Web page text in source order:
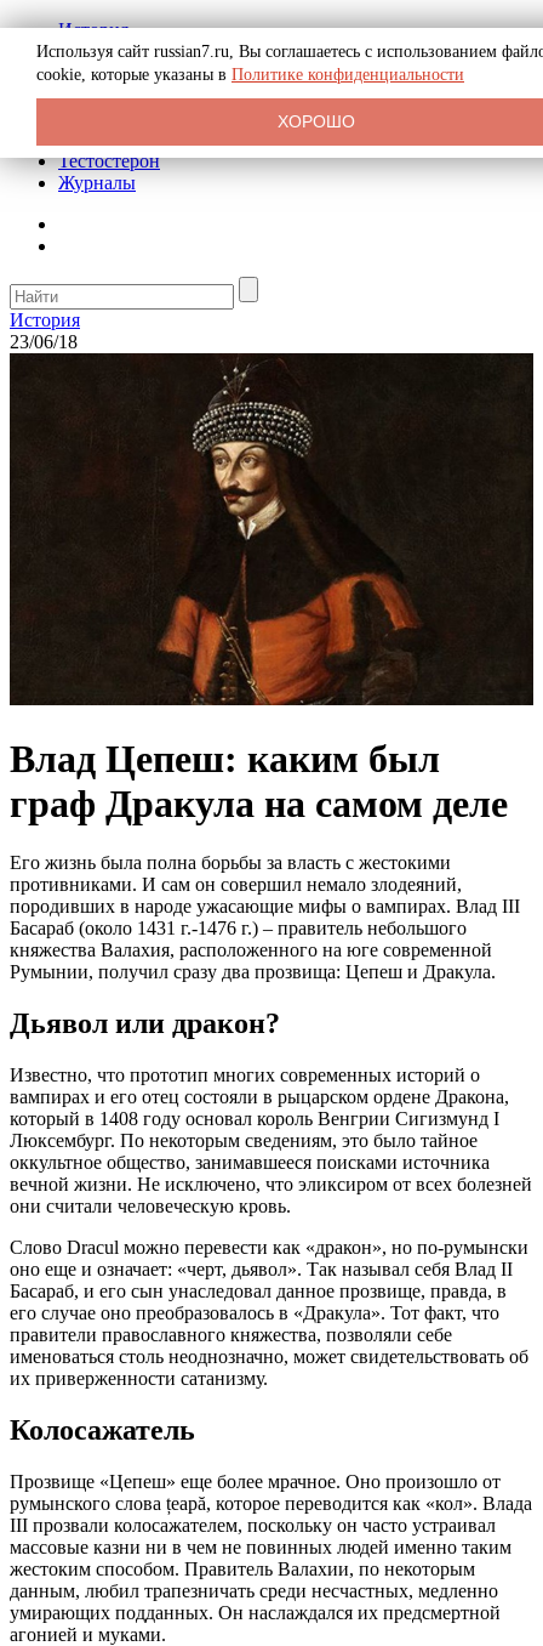
История
Биография
Криминал
Реклама на сайте
Тестостерон
Журналы
История
23/06/18
Влад Цепеш: каким был
граф Дракула на самом деле
Его жизнь была полна борьбы за власть с жестокими
противниками. И сам он совершил немало злодеяний,
породивших в народе ужасающие мифы о вампирах. Влад III
Басараб (около 1431 г.-1476 г.) – правитель небольшого
княжества Валахия, расположенного на юге современной
Румынии, получил сразу два прозвища: Цепеш и Дракула.
Дьявол или дракон?
Известно, что прототип многих современных историй о
вампирах и его отец состояли в рыцарском ордене Дракона,
который в 1408 году основал король Венгрии Сигизмунд I
Люксембург. По некоторым сведениям, это было тайное
оккультное общество, занимавшееся поисками источника
вечной жизни. Не исключено, что эликсиром от всех болезней
они считали человеческую кровь.
Слово Dracul можно перевести как «дракон», но по-румынски
оно еще и означает: «черт, дьявол». Так называл себя Влад II
Басараб, и его сын унаследовал данное прозвище, правда, в
его случае оно преобразовалось в «Дракула». Тот факт, что
правители православного княжества, позволяли себе
именоваться столь неоднозначно, может свидетельствовать об
их приверженности сатанизму.
Колосажатель
Прозвище «Цепеш» еще более мрачное. Оно произошло от
румынского слова țeapă, которое переводится как «кол». Влада
III прозвали колосажателем, поскольку он часто устраивал
массовые казни ни в чем не повинных людей именно таким
жестоким способом. Правитель Валахии, по некоторым
данным, любил трапезничать среди несчастных, медленно
умирающих подданных. Он наслаждался их предсмертной
агонией и муками.
Используя сайт russian7.ru, Вы соглашаетесь с использованием
cookie, которые указаны в Политике конфиденциальности
ХОРОШО